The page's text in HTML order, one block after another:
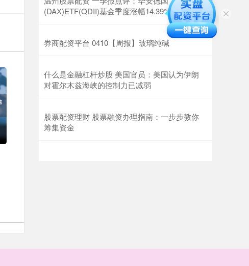
(DAX)ETF(QDII)基金季度涨幅14.39%
券商配资平台 0410【周报】玻璃纯碱
什么是金融杠杆炒股 美国官员：美国认为伊朗
对霍尔木兹海峡的控制力已减弱
股票配资理财 股票融资办理指南：一步步教你
筹集资金